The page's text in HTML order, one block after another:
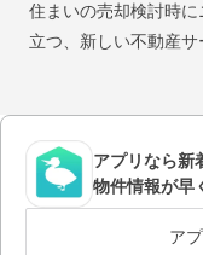
住まいの売却検討時
立つ、新しい不動産サ
アプリなら新
物件情報が早
ア